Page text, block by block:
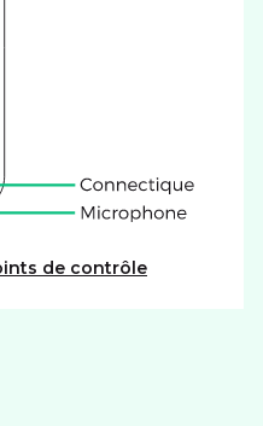
de contrôle